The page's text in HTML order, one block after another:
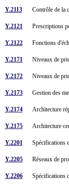
Y.2113 Contrôle de la
Y.2121 Prescriptions
Y.2122 Fonctions
Y.2171 Niveaux de
Y.2172 Niveaux de
Y.2173 Gestion des
Y.2174 Architecture
Y.2175 Architecture
Y.2201 Spécifications
Y.2205 Réseaux de
Y.2206 Spécifications